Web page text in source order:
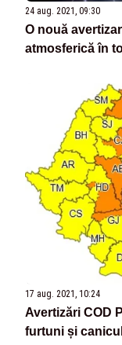
24 aug. 2021, 09:30
O nouă
atmosferică în
17 aug. 2021, 10:24
Avertizări COD
furtuni și